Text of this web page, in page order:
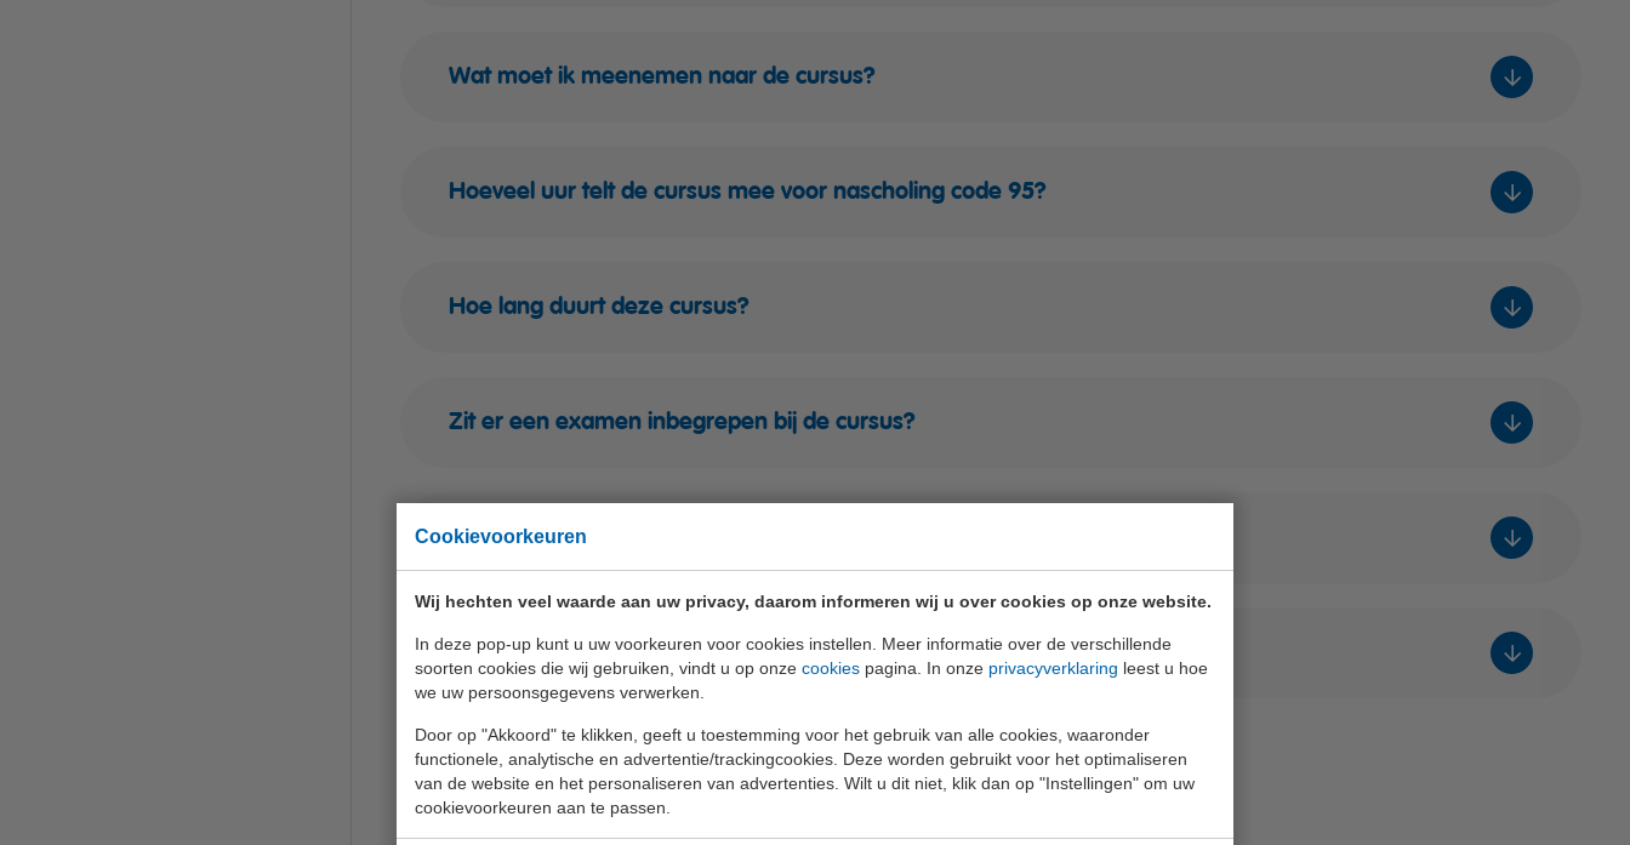
Cookievoorkeuren
Wij hechten veel waarde aan uw privacy, daarom informeren wij u over cookies op onze website.
In deze pop-up kunt u uw voorkeuren voor cookies instellen. Meer informatie over de verschillende
soorten cookies die wij gebruiken, vindt u op onze cookies pagina. In onze privacyverklaring leest u hoe
we uw persoonsgegevens verwerken.
Door op "Akkoord" te klikken, geeft u toestemming voor het gebruik van alle cookies, waaronder
functionele, analytische en advertentie/trackingcookies. Deze worden gebruikt voor het optimaliseren
van de website en het personaliseren van advertenties. Wilt u dit niet, klik dan op "Instellingen" om uw
cookievoorkeuren aan te passen.
Wat moet ik meenemen naar de cursus?
Hoeveel uur telt de cursus mee voor nascholing code 95?
Hoe lang duurt deze cursus?
Zit er een examen inbegrepen bij de cursus?
Geven jullie deze cursus ook incompany?
Kan ik een cursus Verkeerseducatie volgen met SOOB-subsidie?